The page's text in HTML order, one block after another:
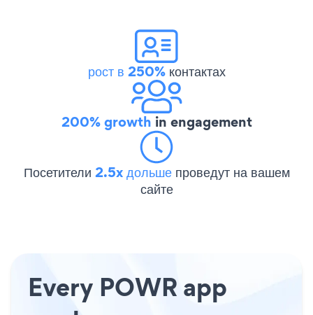
рост в 250%контактах
200% growth in engagement
Посетители 2.5x дольше проведут на вашем
сайте
Every POWR app